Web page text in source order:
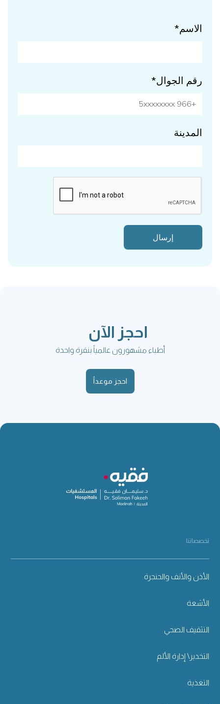
الاسم*
رقم الجوال*
المدينة
احجز الآن
أطباء مشهورون عالمياً بنقرة واحدة
احجز موعداً
تخصصاتنا
الأذن والأنف والحنجرة
الأشعة
التثقيف الصحي
التخدير\ إدارة الألم
التغذية